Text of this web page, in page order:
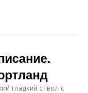
гладкий ствол с